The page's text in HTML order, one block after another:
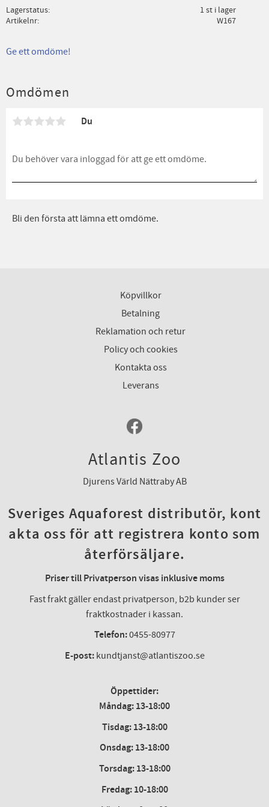
Lagerstatus
1 st i lager
Artikelnr
W167
Ge ett omdöme!
Omdömen
Du
Bli den första att lämna ett omdöme.
Köpvillkor
Betalning
Reklamation och retur
Policy och cookies
Kontakta oss
Leverans
Atlantis Zoo
Djurens Värld Nättraby AB
Sveriges Aquaforest distributör, kont
akta oss för att registrera konto som
återförsäljare.
Priser till Privatperson visas inklusive moms
Fast frakt gäller endast privatperson, b2b kunder ser
fraktkostnader i kassan.
Telefon:0455-80977
E-post:kundtjanst@atlantiszoo.se
Öppettider:
Måndag: 13-18:00
Tisdag: 13-18:00
Onsdag:13-18:00
Torsdag:13-18:00
Fredag:10-18:00